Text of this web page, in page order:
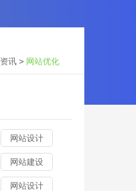
资讯 > 网站优化
网站设计
网站建设
网站设计